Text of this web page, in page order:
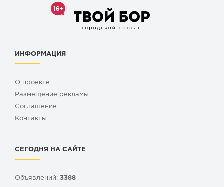
ИНФОРМАЦИЯ
О проекте
Размещение рекламы
Cоглашение
Контакты
СЕГОДНЯ НА САЙТЕ
Объявлений: 3388